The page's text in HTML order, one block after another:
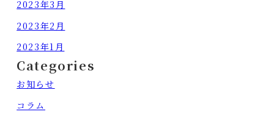
2023年3月
2023年2月
2023年1月
Categories
お知らせ
コラム